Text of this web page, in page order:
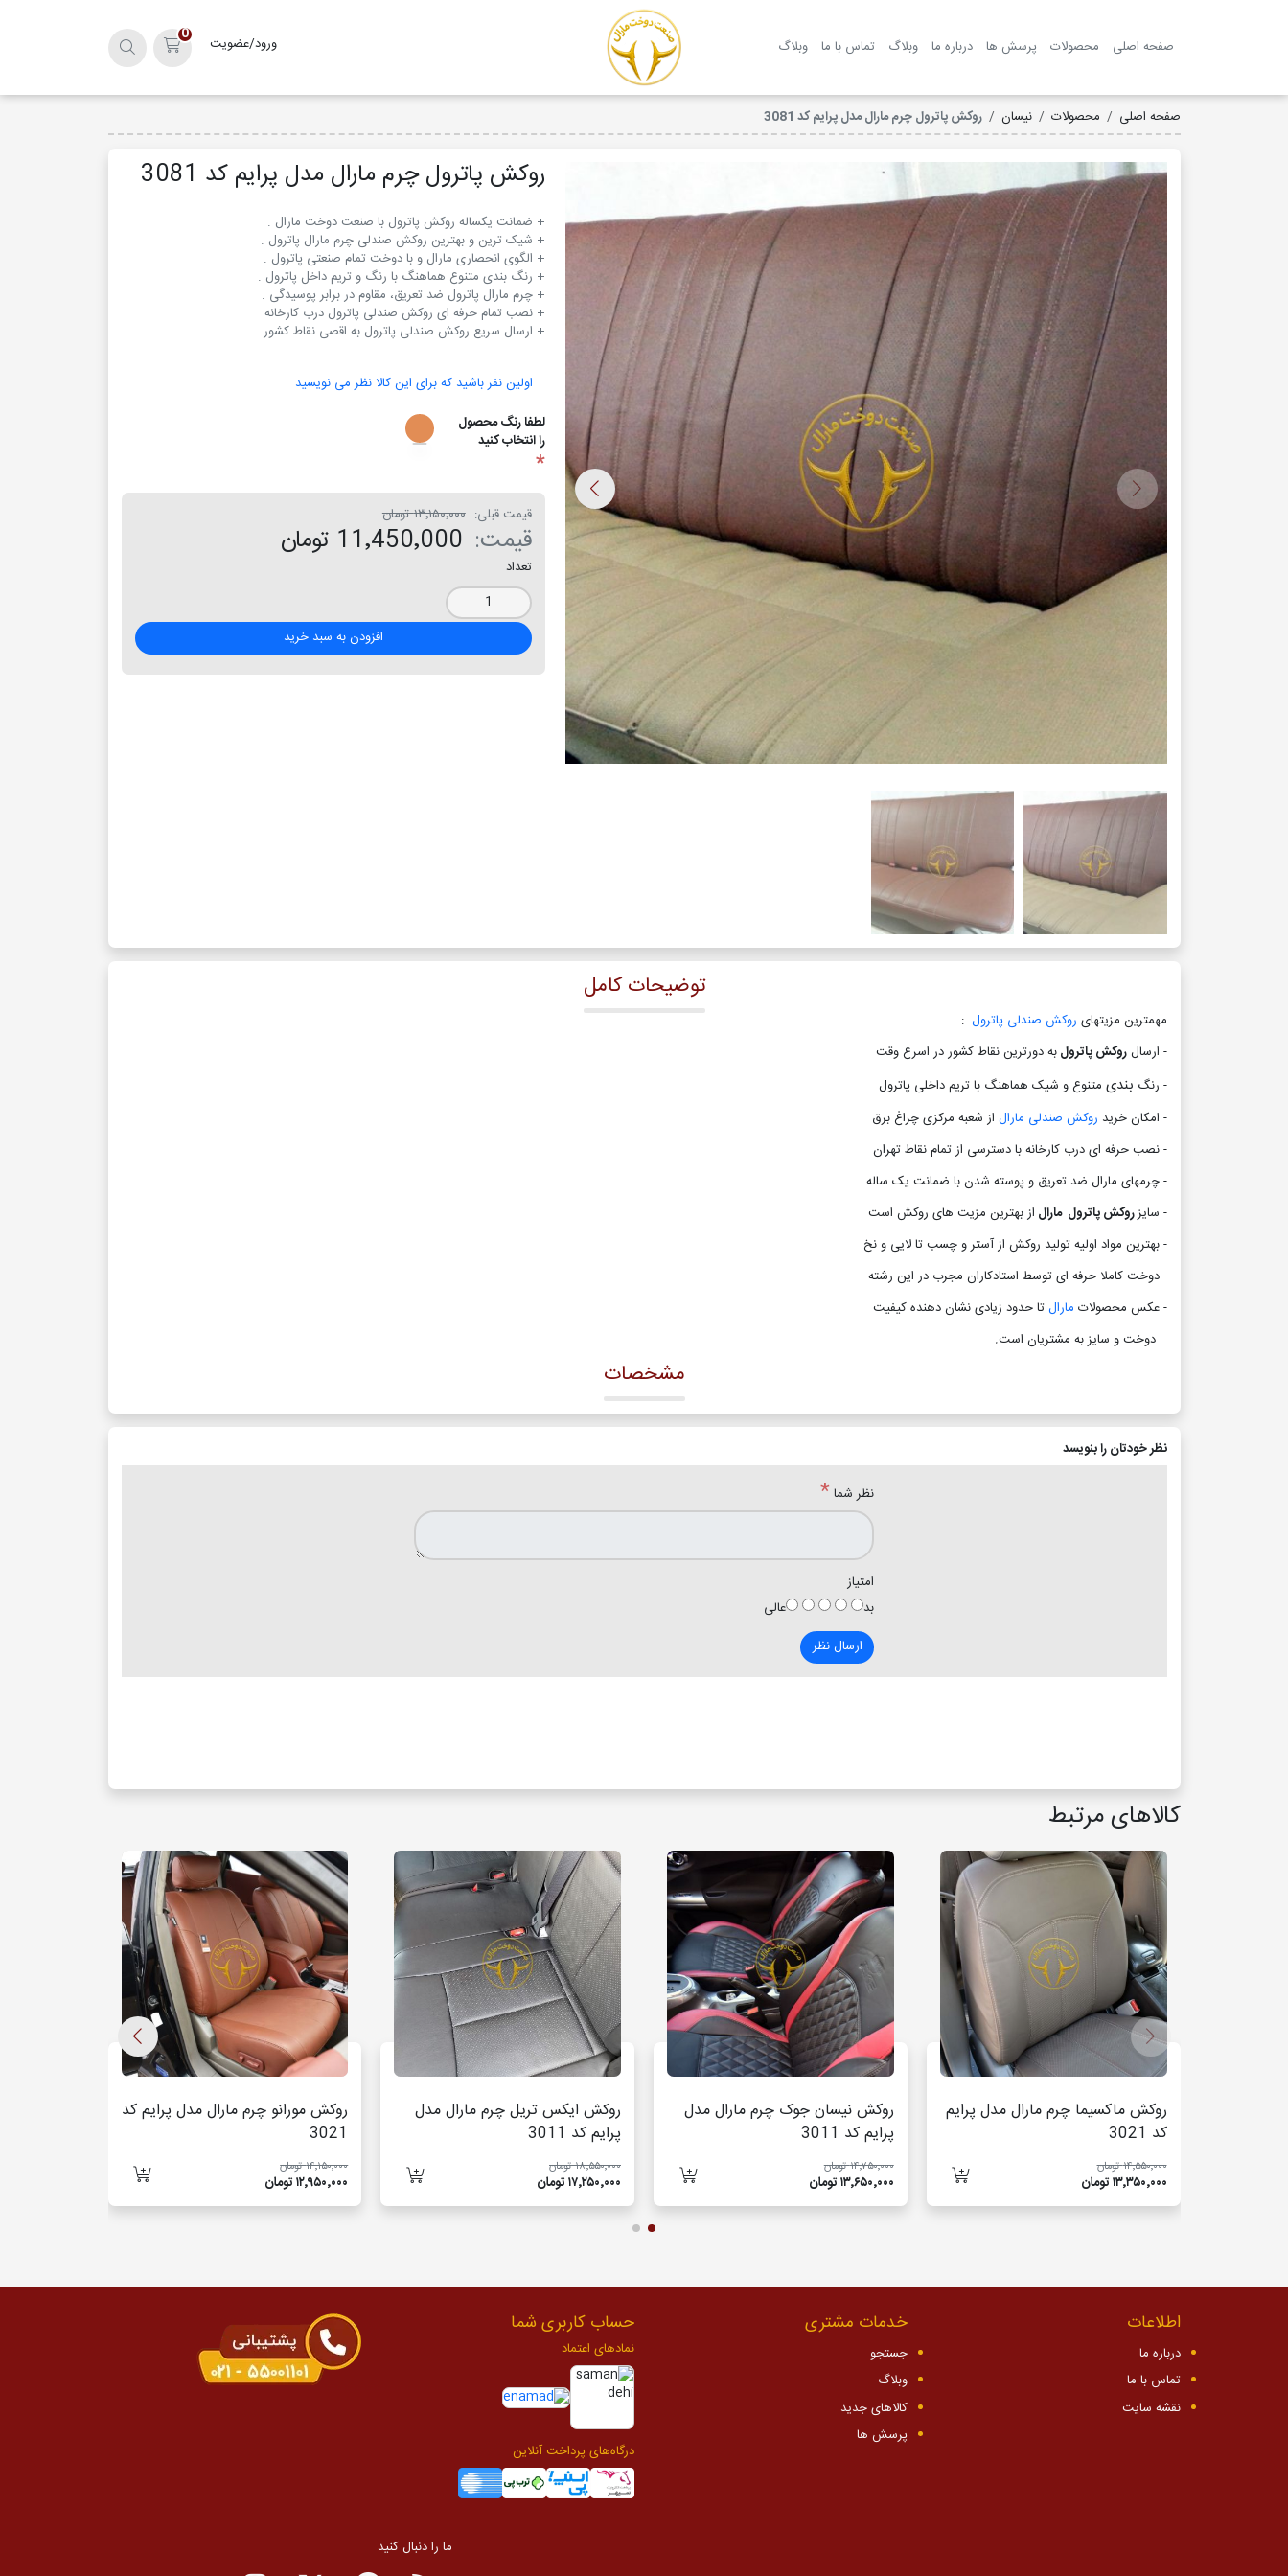
صفحه اصلی محصولات پرسش ها درباره ما وبلاگ تماس با ما وبلاگ
ورود/عضویت
سبد خرید
0
صفحه اصلی محصولات نیسان روکش پاترول چرم مارال مدل پرایم کد 3081
روکش پاترول چرم مارال مدل پرایم کد 3081
+ ارسال سریع روکش صندلی پاترول به اقصی نقاط کشور
اولین نفر باشید که برای این کالا نظر می نویسید
لطفا رنگ محصول
را انتخاب کنید
*
قیمت قبلی: ۱۳٬۱۵۰٬۰۰۰ تومان
قیمت: 11٬450٬000 تومان
تعداد
افزودن به سبد خرید
توضیحات کامل
مهمترین مزیتهای روکش صندلی پاترول :
- ارسالروکش پاترولبه دورترین نقاط کشور در اسرع وقت
- رنگ بندی متنوع و شیک هماهنگ با تریم داخلی پاترول
- امکان خرید روکش صندلی مارال از شعبه مرکزی چراغ برق
- نصب حرفه ای درب کارخانه با دسترسی از تمام نقاط تهران
- چرمهای مارال ضد تعریق و پوسته شدن با ضمانت یک ساله
- سایزروکش پاترول مارال از بهترین مزیت های روکش است
- بهترین مواد اولیه تولید روکش از آستر و چسب تا لایی و نخ
- دوخت کاملا حرفه ای توسط استادکاران مجرب در این رشته
- عکس محصولات مارالتا حدود زیادی نشان دهنده کیفیت
دوخت و سایز به مشتریان است.
مشخصات
نظر خودتان را بنویسد
نظر شما*
امتیاز
بد
عالی
ارسال نظر
کالاهای مرتبط
روکش ماکسیما چرم مارال مدل پرایم
کد 3021
۱۴٬۵۵۰٬۰۰۰ تومان
۱۳٬۳۵۰٬۰۰۰ تومان
روکش نیسان جوک چرم مارال مدل
پرایم کد 3011
۱۴٬۷۵۰٬۰۰۰ تومان
۱۳٬۶۵۰٬۰۰۰ تومان
روکش ایکس تریل چرم مارال مدل
پرایم کد 3011
۱۸٬۵۵۰٬۰۰۰ تومان
۱۷٬۲۵۰٬۰۰۰ تومان
روکش مورانو چرم مارال مدل پرایم کد
3021
۱۴٬۱۵۰٬۰۰۰ تومان
۱۲٬۹۵۰٬۰۰۰ تومان
اطلاعات
درباره ما
تماس با ما
نقشه سایت
خدمات مشتری
جستجو
وبلاگ
کالاهای جدید
پرسش ها
حساب کاربری شما
نمادهای اعتماد
درگاه‌های پرداخت آنلاین
ما را دنبال کنید